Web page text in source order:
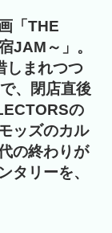
「THE
JAM～」。
しまれつつ
、閉店直後
の
ッズのカル
の終わりが
タリーを、